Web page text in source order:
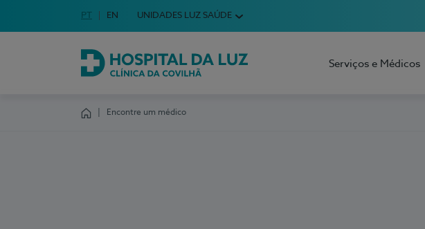
Escolha o seu idioma
Idioma em Português
PT English Language
EN UNIDADES LUZ SAÚDE
Hospital da Luz Clínica da Covilhã
Serviços e Médicos
Encontre um médico